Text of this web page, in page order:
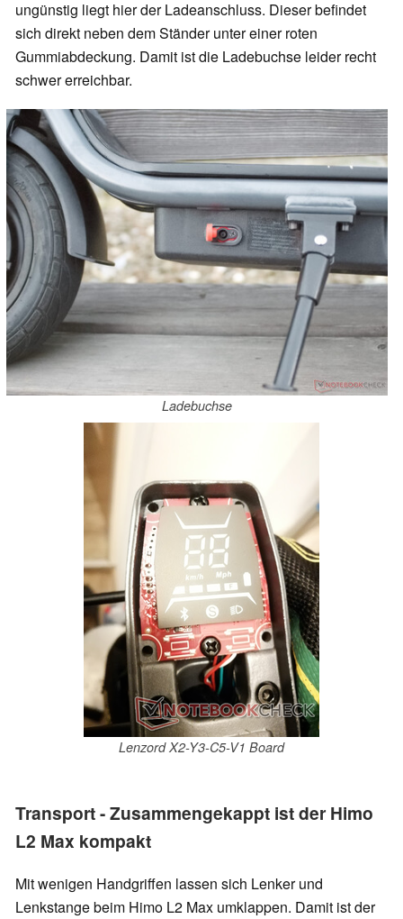
ungünstig liegt hier der Ladeanschluss. Dieser befindet
sich direkt neben dem Ständer unter einer roten
Gummiabdeckung. Damit ist die Ladebuchse leider recht
schwer erreichbar.
Ladebuchse
Lenzord X2-Y3-C5-V1 Board
Transport - Zusammengekappt ist der Himo
L2 Max kompakt
Mit wenigen Handgriffen lassen sich Lenker und
Lenkstange beim Himo L2 Max umklappen. Damit ist der